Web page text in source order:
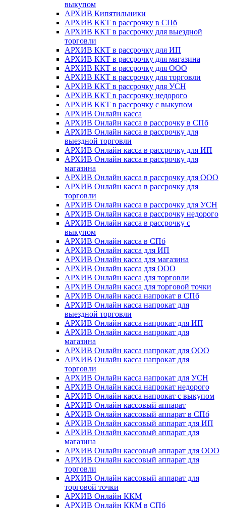
выкупом
АРХИВ Кипятильники
АРХИВ ККТ в рассрочку в СПб
АРХИВ ККТ в рассрочку для выездной
торговли
АРХИВ ККТ в рассрочку для ИП
АРХИВ ККТ в рассрочку для магазина
АРХИВ ККТ в рассрочку для ООО
АРХИВ ККТ в рассрочку для торговли
АРХИВ ККТ в рассрочку для УСН
АРХИВ ККТ в рассрочку недорого
АРХИВ ККТ в рассрочку с выкупом
АРХИВ Онлайн касса
АРХИВ Онлайн касса в рассрочку в СПб
АРХИВ Онлайн касса в рассрочку для
выездной торговли
АРХИВ Онлайн касса в рассрочку для ИП
АРХИВ Онлайн касса в рассрочку для
магазина
АРХИВ Онлайн касса в рассрочку для ООО
АРХИВ Онлайн касса в рассрочку для
торговли
АРХИВ Онлайн касса в рассрочку для УСН
АРХИВ Онлайн касса в рассрочку недорого
АРХИВ Онлайн касса в рассрочку с
выкупом
АРХИВ Онлайн касса в СПб
АРХИВ Онлайн касса для ИП
АРХИВ Онлайн касса для магазина
АРХИВ Онлайн касса для ООО
АРХИВ Онлайн касса для торговли
АРХИВ Онлайн касса для торговой точки
АРХИВ Онлайн касса напрокат в СПб
АРХИВ Онлайн касса напрокат для
выездной торговли
АРХИВ Онлайн касса напрокат для ИП
АРХИВ Онлайн касса напрокат для
магазина
АРХИВ Онлайн касса напрокат для ООО
АРХИВ Онлайн касса напрокат для
торговли
АРХИВ Онлайн касса напрокат для УСН
АРХИВ Онлайн касса напрокат недорого
АРХИВ Онлайн касса напрокат с выкупом
АРХИВ Онлайн кассовый аппарат
АРХИВ Онлайн кассовый аппарат в СПб
АРХИВ Онлайн кассовый аппарат для ИП
АРХИВ Онлайн кассовый аппарат для
магазина
АРХИВ Онлайн кассовый аппарат для ООО
АРХИВ Онлайн кассовый аппарат для
торговли
АРХИВ Онлайн кассовый аппарат для
торговой точки
АРХИВ Онлайн ККМ
АРХИВ Онлайн ККМ в СПб